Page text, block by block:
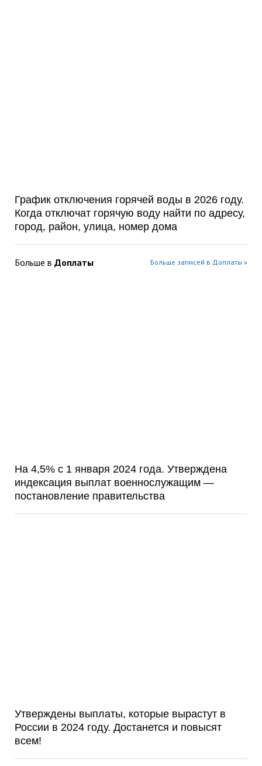
График отключения горячей воды в 2026 году.
Когда отключат горячую воду найти по адресу,
город, район, улица, номер дома
Больше в Доплаты Больше записей в Доплаты »
На 4,5% с 1 января 2024 года. Утверждена
индексация выплат военнослужащим —
постановление правительства
Утверждены выплаты, которые вырастут в
России в 2024 году. Достанется и повысят
всем!